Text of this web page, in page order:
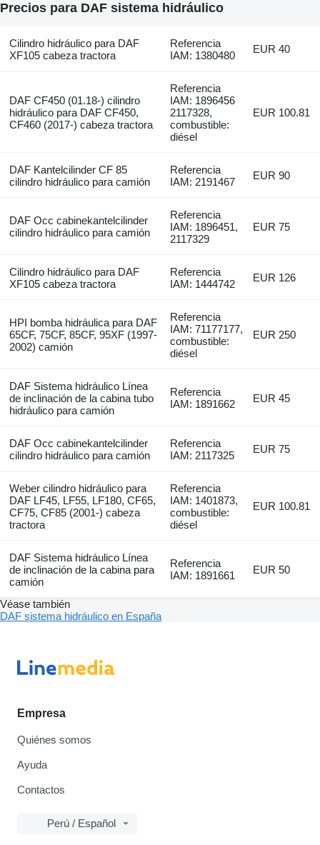
Precios para DAF sistema hidráulico
Cilindro hidráulico para DAF
XF105 cabeza tractora
Referencia
IAM: 1380480
EUR 40
DAF CF450 (01.18-) cilindro
hidráulico para DAF CF450,
CF460 (2017-) cabeza tractora
Referencia
IAM: 1896456
2117328,
combustible:
diésel
EUR 100.81
DAF Kantelcilinder CF 85
cilindro hidráulico para camión
Referencia
IAM: 2191467
EUR 90
DAF Occ cabinekantelcilinder
cilindro hidráulico para camión
Referencia
IAM: 1896451,
2117329
EUR 75
Cilindro hidráulico para DAF
XF105 cabeza tractora
Referencia
IAM: 1444742
EUR 126
HPI bomba hidráulica para DAF
65CF, 75CF, 85CF, 95XF (1997-
2002) camión
Referencia
IAM: 71177177,
combustible:
diésel
EUR 250
DAF Sistema hidráulico Línea
de inclinación de la cabina tubo
hidráulico para camión
Referencia
IAM: 1891662
EUR 45
DAF Occ cabinekantelcilinder
cilindro hidráulico para camión
Referencia
IAM: 2117325
EUR 75
Weber cilindro hidráulico para
DAF LF45, LF55, LF180, CF65,
CF75, CF85 (2001-) cabeza
tractora
Referencia
IAM: 1401873,
combustible:
diésel
EUR 100.81
DAF Sistema hidráulico Línea
de inclinación de la cabina para
camión
Referencia
IAM: 1891661
EUR 50
Véase también
DAF sistema hidráulico en España
Empresa
Quiénes somos
Ayuda
Contactos
Perú / Español